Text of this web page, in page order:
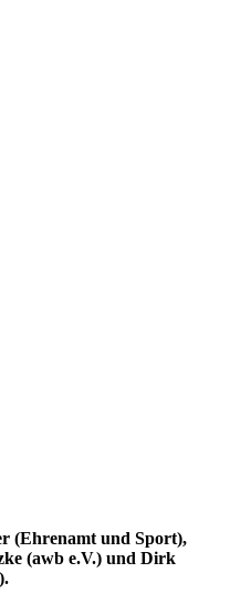
(Ehrenamt und Sport),
(awb e.V.) und Dirk